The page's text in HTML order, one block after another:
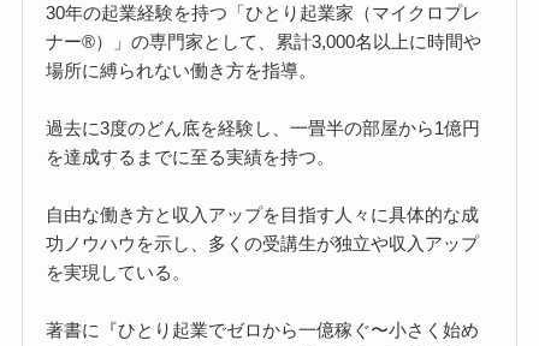
30年の起業経験を持つ「ひとり起業家（マイクロプレ
ナー®）」の専門家として、累計3,000名以上に時間や
場所に縛られない働き方を指導。
過去に3度のどん底を経験し、一畳半の部屋から1億円
を達成するまでに至る実績を持つ。
自由な働き方と収入アップを目指す人々に具体的な成
功ノウハウを示し、多くの受講生が独立や収入アップ
を実現している。
著書に『ひとり起業でゼロから一億稼ぐ〜小さく始め